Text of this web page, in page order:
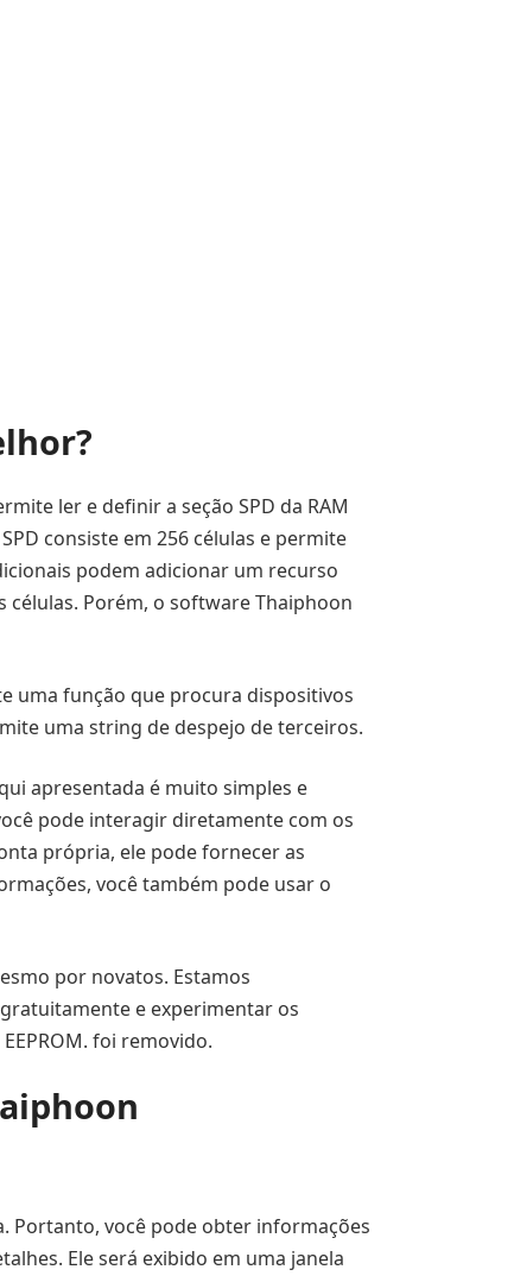
ler e definir a seção SPD da RAM
consiste em 256 células e permite
podem adicionar um recurso
Porém, o software Thaiphoon
uma função que procura dispositivos
uma string de despejo de terceiros.
apresentada é muito simples e
pode interagir diretamente com os
própria, ele pode fornecer as
você também pode usar o
por novatos. Estamos
e experimentar os
foi removido.
Portanto, você pode obter informações
Ele será exibido em uma janela